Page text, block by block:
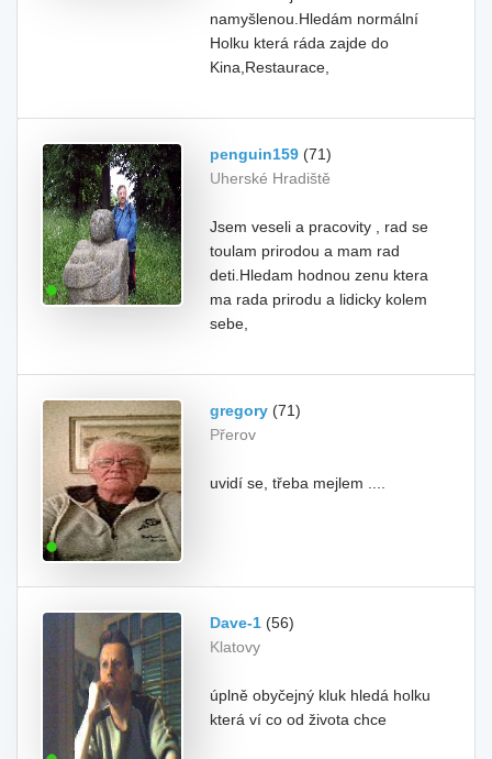
namyšlenou.Hledám normální
Holku která ráda zajde do
Kina,Restaurace,
penguin159 (71)
Uherské Hradiště
Jsem veseli a pracovity , rad se
toulam prirodou a mam rad
deti.Hledam hodnou zenu ktera
ma rada prirodu a lidicky kolem
sebe,
gregory (71)
Přerov
uvidí se, třeba mejlem ....
Dave-1 (56)
Klatovy
úplně obyčejný kluk hledá holku
která ví co od života chce